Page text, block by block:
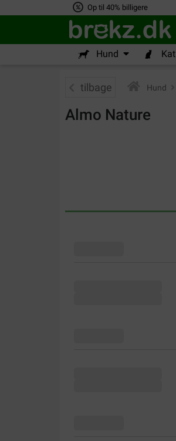
Op til 40% billigere
Hund Kat
tilbage Hund
Almo Nature